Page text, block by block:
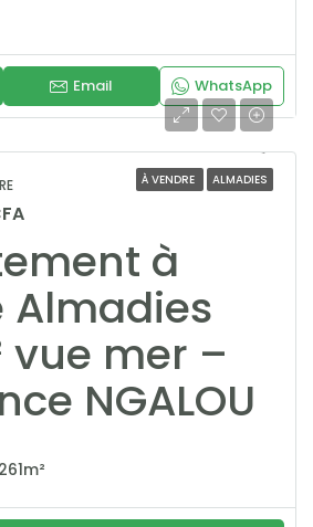
Email WhatsApp
À VENDRE ALMADIES
à
Almadies
vue mer –
NGALOU
261m²